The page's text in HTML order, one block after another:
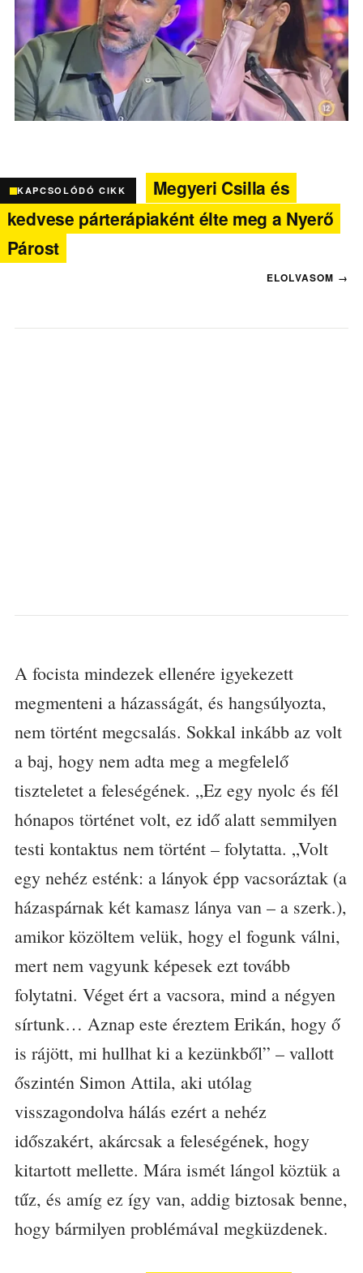
KAPCSOLÓDÓ CIKK
Megyeri Csilla és
kedvese párterápiaként élte meg a Nyerő
Párost
A focista mindezek ellenére igyekezett
megmenteni a házasságát, és hangsúlyozta,
nem történt megcsalás. Sokkal inkább az volt
a baj, hogy nem adta meg a megfelelő
tiszteletet a feleségének. „Ez egy nyolc és fél
hónapos történet volt, ez idő alatt semmilyen
testi kontaktus nem történt – folytatta. „Volt
egy nehéz esténk: a lányok épp vacsoráztak (a
házaspárnak két kamasz lánya van – a szerk.),
amikor közöltem velük, hogy el fogunk válni,
mert nem vagyunk képesek ezt tovább
folytatni. Véget ért a vacsora, mind a négyen
sírtunk… Aznap este éreztem Erikán, hogy ő
is rájött, mi hullhat ki a kezünkből” – vallott
őszintén Simon Attila, aki utólag
visszagondolva hálás ezért a nehéz
időszakért, akárcsak a feleségének, hogy
kitartott mellette. Mára ismét lángol köztük a
tűz, és amíg ez így van, addig biztosak benne,
hogy bármilyen problémával megküzdenek.